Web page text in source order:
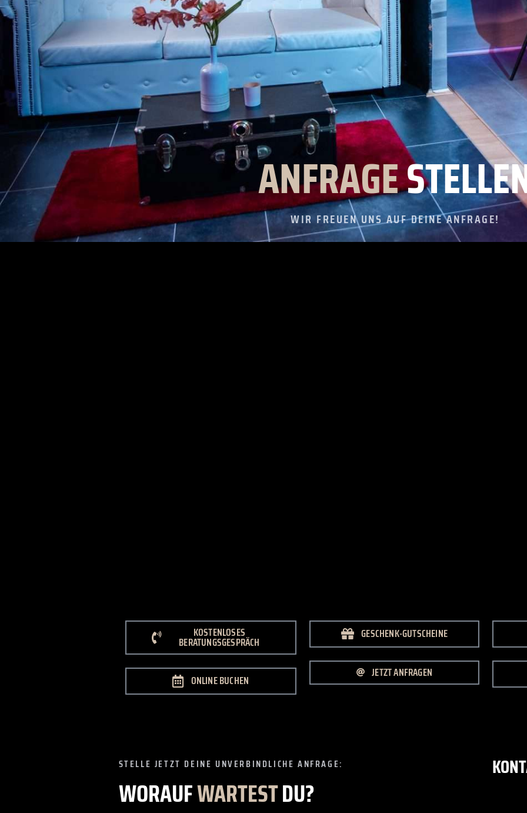
ANFRAGE
WIR FREUEN UNS AUF DEINE ANFRAGE!
KOSTENLOSES
BERATUNGSGESPRÄCH
ONLINE BUCHEN
GESCHENK-GUTSCHEINE
JETZT ANFRAGEN
STELLE JETZT DEINE UNVERBINDLICHE ANFRAGE:
WORAUFWARTESTDU?